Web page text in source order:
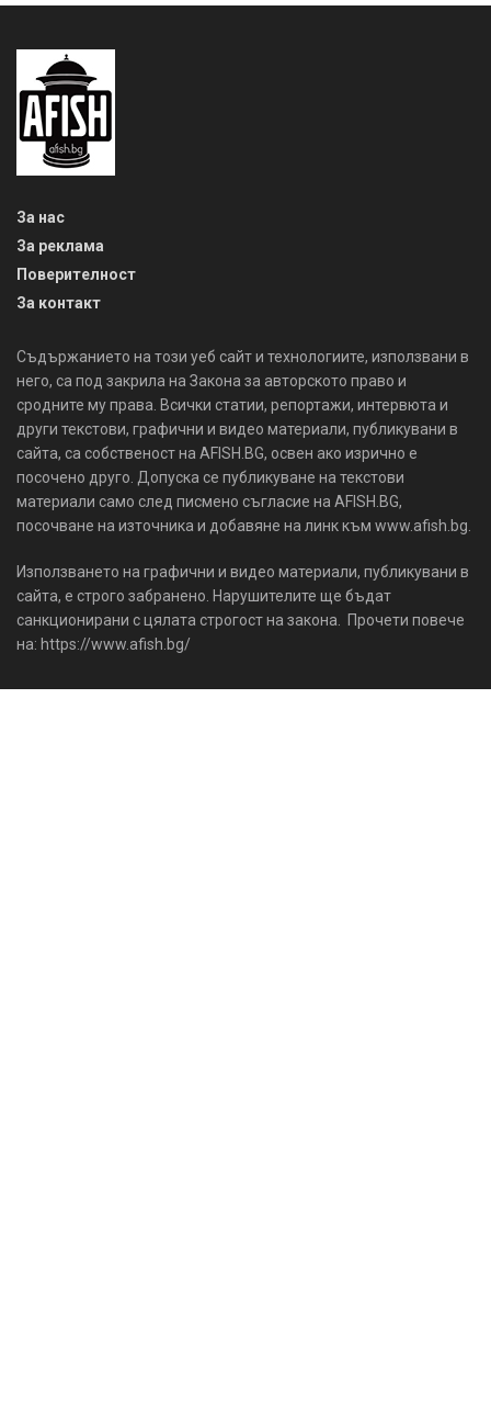
За нас
За реклама
Поверителност
За контакт
Съдържанието на този уеб сайт и технологиите, използвани в
него, са под закрила на Закона за авторското право и
сродните му права. Всички статии, репортажи, интервюта и
други текстови, графични и видео материали, публикувани в
сайта, са собственост на AFISH.BG, освен ако изрично е
посочено друго. Допуска се публикуване на текстови
материали само след писмено съгласие на AFISH.BG,
посочване на източника и добавяне на линк към www.afish.bg.
Използването на графични и видео материали, публикувани в
сайта, е строго забранено. Нарушителите ще бъдат
санкционирани с цялата строгост на закона. Прочети повече
на: https://www.afish.bg/